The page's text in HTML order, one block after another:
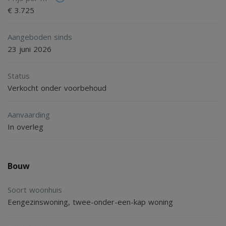
Begane grond
Praktische provisiekelder
Begane grond:
Hal, toilet met fonteintje.
open keuken.
vaatwasser, oven, koelkast en diepvries.
Tuin + garage:
€ 3.725
Aangeboden sinds
23 juni 2026
Status
Verkocht onder voorbehoud
Aanvaarding
In overleg
Bouw
Soort woonhuis
Eengezinswoning, twee-onder-een-kap woning